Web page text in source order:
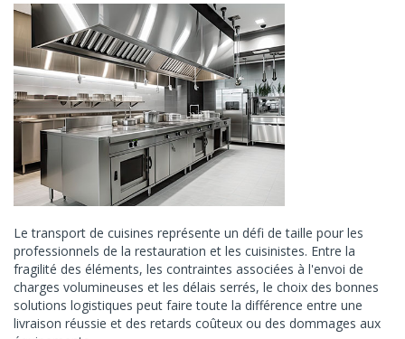
Le transport de cuisines représente un défi de taille pour les
professionnels de la restauration et les cuisinistes. Entre la
fragilité des éléments, les contraintes associées à l'envoi de
charges volumineuses et les délais serrés, le choix des bonnes
solutions logistiques peut faire toute la différence entre une
livraison réussie et des retards coûteux ou des dommages aux